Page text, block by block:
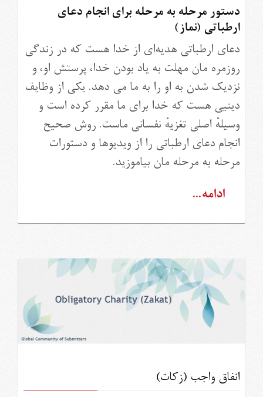
دستور مرحله به مرحله برای انجام دعای
ارطباتی (نماز)
دعای ارطباتی هدیه‌ای از خدا هست که در زندگی
روزمره مان مهلت به یاد بودن خدا، پرستش او، و
نزدیک شدن به او را به ما می دهد. یکی از وظايف
دينیی هست که خدا برای ما مقرر کرده است و
وسیلهٔ اصلی تغزیهٔ نفسانی ماست. روش صحیح
انجام دعای ارطباتی را از ویدیوها و دستورات
مرحله به مرحله مان بیاموزید.
ادامه...
انفاق واجب (زکات)